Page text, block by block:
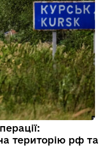
територію рф та